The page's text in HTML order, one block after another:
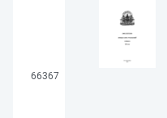
66367